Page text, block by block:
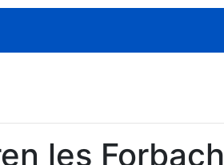
les Forbach